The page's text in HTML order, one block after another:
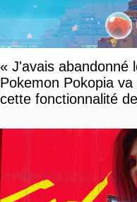
« J'avais abandonné
Pokemon Pokopia
cette fonctionnalité